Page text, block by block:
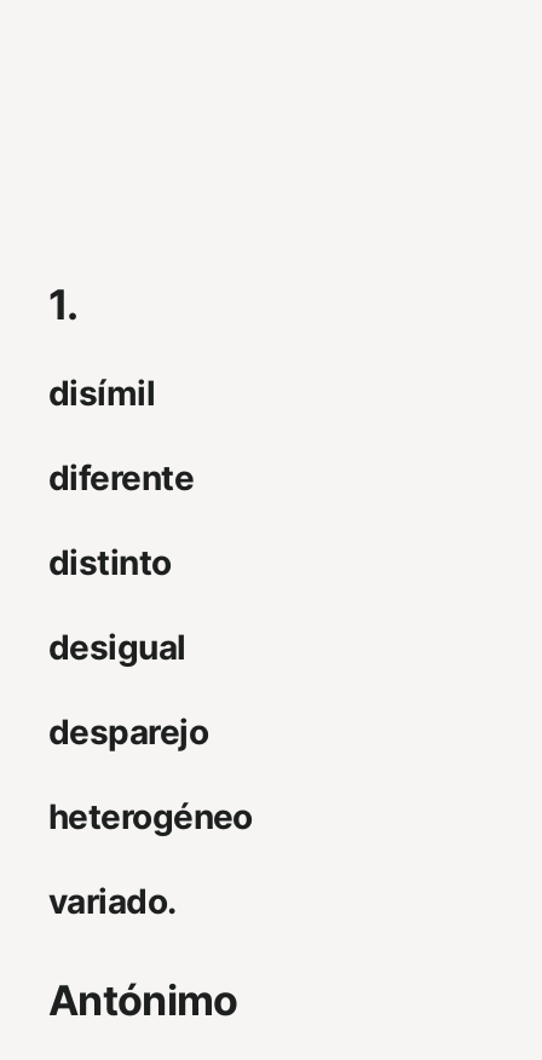
1.
disímil
diferente
distinto
desigual
desparejo
heterogéneo
variado.
Antónimo